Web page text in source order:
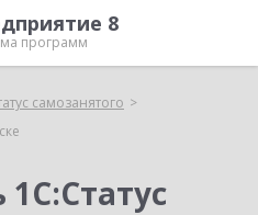
8
программ
самозанятого
1С:Статус